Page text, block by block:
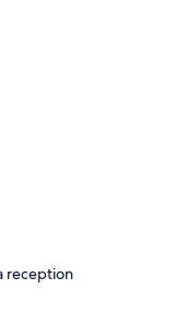
reception